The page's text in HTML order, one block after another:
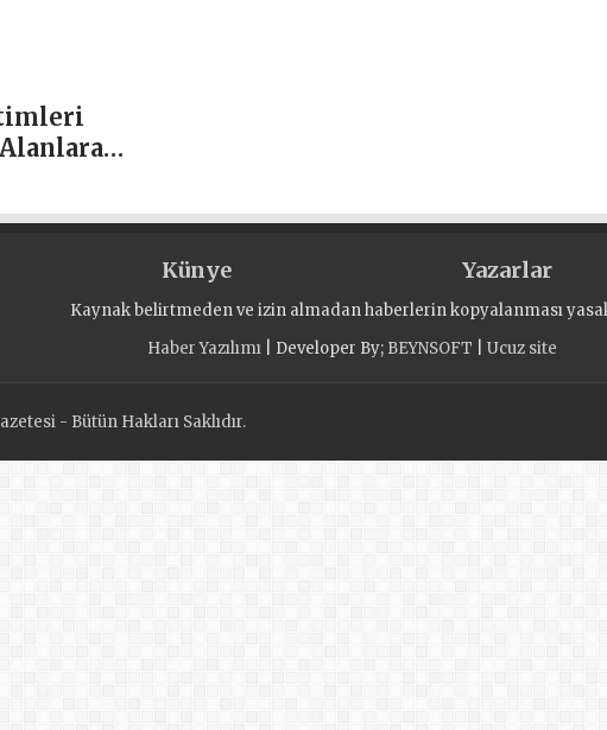
Künye Yazarlar
Kaynak belirtmeden ve izin almadan haberlerin kopyalanması
Haber Yazılımı| Developer By; BEYNSOFT Ucuz site
- Bütün Hakları Saklıdır.